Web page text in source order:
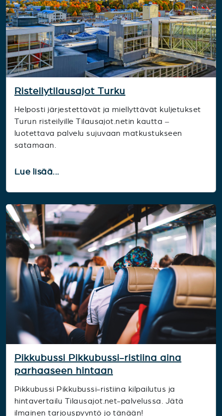
Risteilytilausajot Turku
Helposti järjestettävät ja miellyttävät kuljetukset
Turun risteilyille Tilausajot.netin kautta –
luotettava palvelu sujuvaan matkustukseen
satamaan.
Lue lisää...
Pikkubussi Pikkubussi-ristiina aina
parhaaseen hintaan
Pikkubussi Pikkubussi-ristiina kilpailutus ja
hintavertailu Tilausajot.net-palvelussa. Jätä
ilmainen tarjouspyyntö jo tänään!